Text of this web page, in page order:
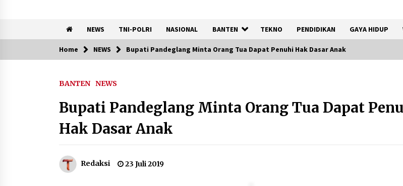
NEWS TNI-POLRI NASIONAL BANTEN TEKNO PENDIDIKAN GAYA HIDUP
Trending Now
Pengayoman ke-81 melalui
Fun Walk di Ternate
9 Agustus 2026
Siap Hadirkan
Beyond the Game
Gedung Dinas Teknis Masuk
Home NEWS Bupati Pandeglang Minta Orang Tua Dapat Penuhi Hak Dasar Anak
BANTEN NEWS
Bupati Pandeglang Minta Orang Tua Dapat
Hak Dasar Anak
Redaksi 23 Juli 2019